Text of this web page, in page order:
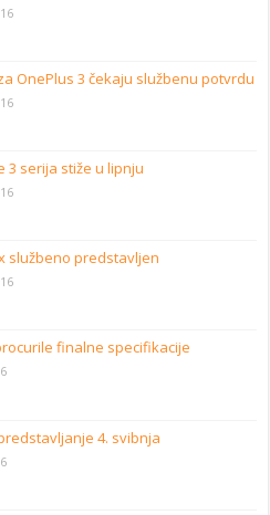
OnePlus 3 čekaju službenu potvrdu
3 serija stiže u lipnju
službeno predstavljen
finalne specifikacije
4. svibnja